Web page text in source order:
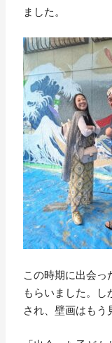
ました。
この時期に出会
もらいました。
され、壁画はもう